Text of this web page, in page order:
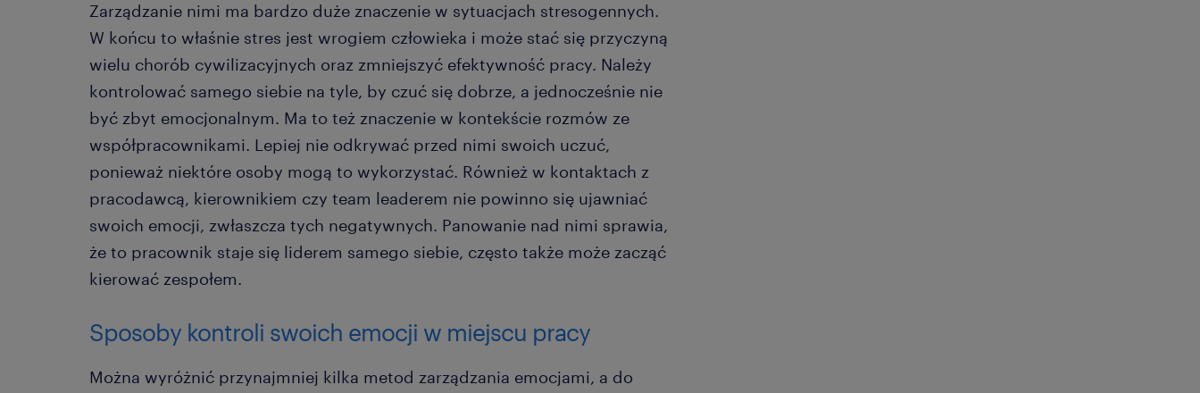
Zarządzanie nimi ma bardzo duże znaczenie w sytuacjach stresogennych.
W końcu to właśnie stres jest wrogiem człowieka i może stać się przyczyną
wielu chorób cywilizacyjnych oraz zmniejszyć efektywność pracy. Należy
kontrolować samego siebie na tyle, by czuć się dobrze, a jednocześnie nie
być zbyt emocjonalnym. Ma to też znaczenie w kontekście rozmów ze
współpracownikami. Lepiej nie odkrywać przed nimi swoich uczuć,
ponieważ niektóre osoby mogą to wykorzystać. Również w kontaktach z
pracodawcą, kierownikiem czy team leaderem nie powinno się ujawniać
swoich emocji, zwłaszcza tych negatywnych. Panowanie nad nimi sprawia,
że to pracownik staje się liderem samego siebie, często także może zacząć
kierować zespołem.
Sposoby kontroli swoich emocji w miejscu pracy
Można wyróżnić przynajmniej kilka metod zarządzania emocjami, a do